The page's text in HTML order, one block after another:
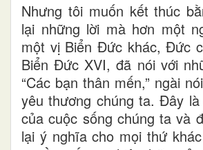
Nhưng tôi muốn kết thúc
lại những lời mà hơn một
một vị Biển Đức khác, Đức
Biển Đức XVI, đã nói với
“Các bạn thân mến,” ngài
yêu thương chúng ta. Đây
của cuộc sống chúng ta và
lại ý nghĩa cho mọi thứ